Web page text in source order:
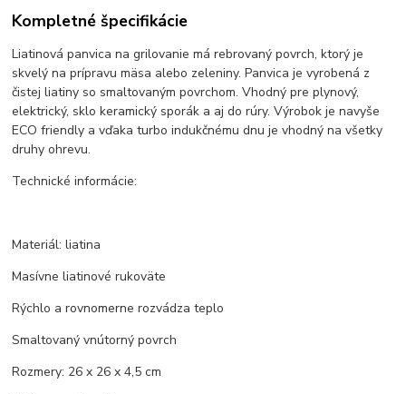
Kompletné špecifikácie
Liatinová panvica na grilovanie má rebrovaný povrch, ktorý je
skvelý na prípravu mäsa alebo zeleniny. Panvica je vyrobená z
čistej liatiny so smaltovaným povrchom. Vhodný pre plynový,
elektrický, sklo keramický sporák a aj do rúry. Výrobok je navyše
ECO friendly a vďaka turbo indukčnému dnu je vhodný na všetky
druhy ohrevu.
Technické informácie:
Materiál: liatina
Masívne liatinové rukoväte
Rýchlo a rovnomerne rozvádza teplo
Smaltovaný vnútorný povrch
Rozmery: 26 x 26 x 4,5 cm